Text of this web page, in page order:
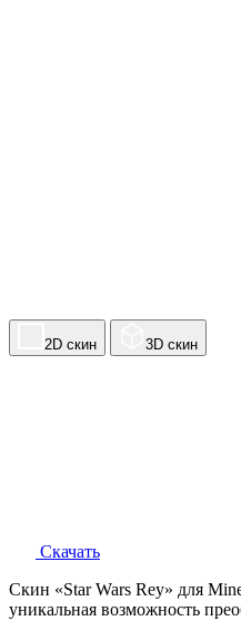
2D скин 3D скин
Скачать
Скин «Star Wars Rey» для
уникальная возможность